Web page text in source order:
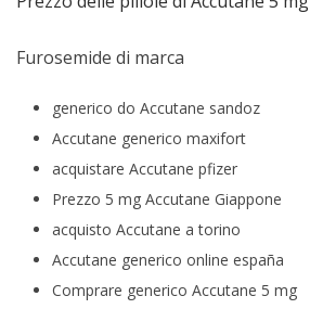
Furosemide di marca
generico do Accutane sandoz
Accutane generico maxifort
acquistare Accutane pfizer
Prezzo 5 mg Accutane Giappone
acquisto Accutane a torino
Accutane generico online españa
Comprare generico Accutane 5 mg